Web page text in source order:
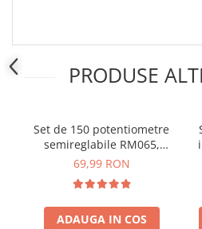
Senzori Electronici
Componente Electronice
Electrice
Acumulatori si Baterii
Acumulatori
Distributie Comutatie si Protectie
PRODUSE
Set de 150 potentiometre
semireglabile RM065,
Bitmi 10507
69,99 RON
ADAUGA IN COS